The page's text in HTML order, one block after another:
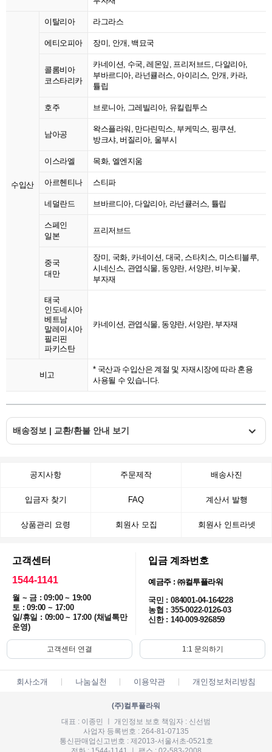
수입산
이탈리아 라그라스
에티오피아 장미, 안개, 백묘국
콜롬비아
코스타리카
카네이션, 수국, 레몬잎, 프리저브드, 다알리아,
부바르디아, 라넌큘러스, 아이리스, 안개, 카라,
튤립
호주 브로니아, 그레빌리아, 유킬립투스
남아공
왁스플라워, 만다린믹스, 부케믹스, 핑쿠션,
방크샤, 버질리아, 울부시
이스라엘 목화, 엘엔지움
아르헨티나 스티파
네덜란드 브바르디아, 다알리아, 라넌큘러스, 튤립
스페인
일본
프리저브드
중국
대만
장미, 국화, 카네이션, 대국, 스타치스, 미스티블루,
시네신스, 관엽식물, 동양란, 서양란, 비누꽃,
부자재
태국
인도네시아
베트남
말레이시아
필리핀
파키스탄
카네이션, 관엽식물, 동양란, 서양란, 부자재
비고
* 국산과 수입산은 계절 및 자재시장에 따라 혼용
사용될 수 있습니다.
배송정보 | 교환/환불 안내 보기
공지사항 주문제작 배송사진
입금자 찾기 FAQ 계산서 발행
상품관리 요령 회원사 모집 회원사 인트라넷
고객센터
1544-1141
월 ~ 금 : 09:00 ~ 19:00
토 : 09:00 ~ 17:00
일/휴일 : 09:00 ~ 17:00 (채널톡만
운영)
입금 계좌번호
예금주 : ㈜컬투플라워
국민 : 084001-04-164228
농협 : 355-0022-0126-03
신한 : 140-009-926859
고객센터 연결 1:1 문의하기
회사소개 나눔실천 이용약관 개인정보처리방침
(주)컬투플라워
대표 : 이종민 ㅣ 개인정보 보호 책임자 : 신선범
사업자 등록번호 : 264-81-07135
통신판매업신고번호 : 제2013-서울서초-0521호